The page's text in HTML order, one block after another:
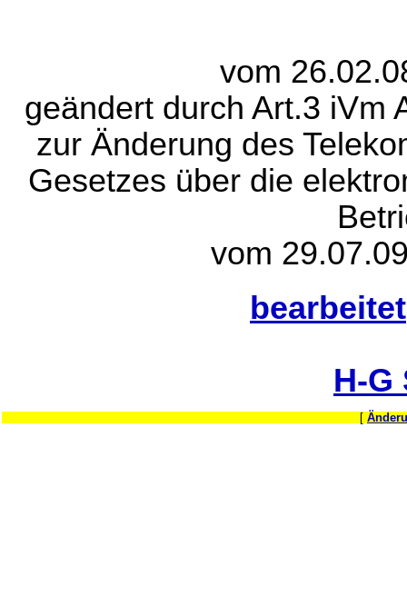
vom
geändert durch Art.3 iVm
zur Änderung des
Gesetzes über die
vom
bearbeitet
H-G
[